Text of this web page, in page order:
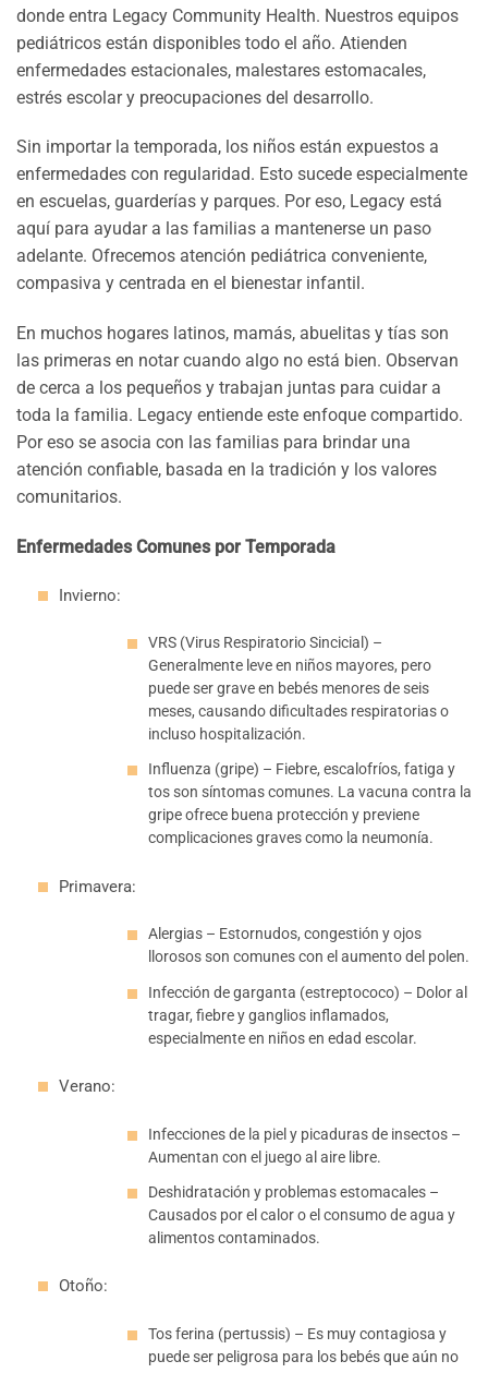
donde entra Legacy Community Health. Nuestros equipos
pediátricos están disponibles todo el año. Atienden
enfermedades estacionales, malestares estomacales,
estrés escolar y preocupaciones del desarrollo.
Sin importar la temporada, los niños están expuestos a
enfermedades con regularidad. Esto sucede especialmente
en escuelas, guarderías y parques. Por eso, Legacy está
aquí para ayudar a las familias a mantenerse un paso
adelante. Ofrecemos atención pediátrica conveniente,
compasiva y centrada en el bienestar infantil.
En muchos hogares latinos, mamás, abuelitas y tías son
las primeras en notar cuando algo no está bien. Observan
de cerca a los pequeños y trabajan juntas para cuidar a
toda la familia. Legacy entiende este enfoque compartido.
Por eso se asocia con las familias para brindar una
atención confiable, basada en la tradición y los valores
comunitarios.
Enfermedades Comunes por Temporada
Invierno:
VRS (Virus Respiratorio Sincicial) –
Generalmente leve en niños mayores, pero
puede ser grave en bebés menores de seis
meses, causando dificultades respiratorias o
incluso hospitalización.
Influenza (gripe) – Fiebre, escalofríos, fatiga y
tos son síntomas comunes. La vacuna contra la
gripe ofrece buena protección y previene
complicaciones graves como la neumonía.
Primavera:
Alergias – Estornudos, congestión y ojos
llorosos son comunes con el aumento del polen.
Infección de garganta (estreptococo) – Dolor al
tragar, fiebre y ganglios inflamados,
especialmente en niños en edad escolar.
Verano:
Infecciones de la piel y picaduras de insectos –
Aumentan con el juego al aire libre.
Deshidratación y problemas estomacales –
Causados por el calor o el consumo de agua y
alimentos contaminados.
Otoño:
Tos ferina (pertussis) – Es muy contagiosa y
puede ser peligrosa para los bebés que aún no